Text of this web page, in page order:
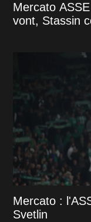
Mercato
vont, Stassin
Mercato :
Svetlin